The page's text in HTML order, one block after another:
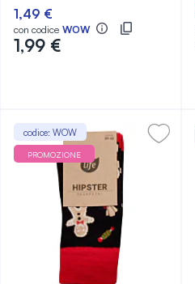
20%
1,49 €
con codice WOW
1,99 €
codice: WOW
PROMOZIONE